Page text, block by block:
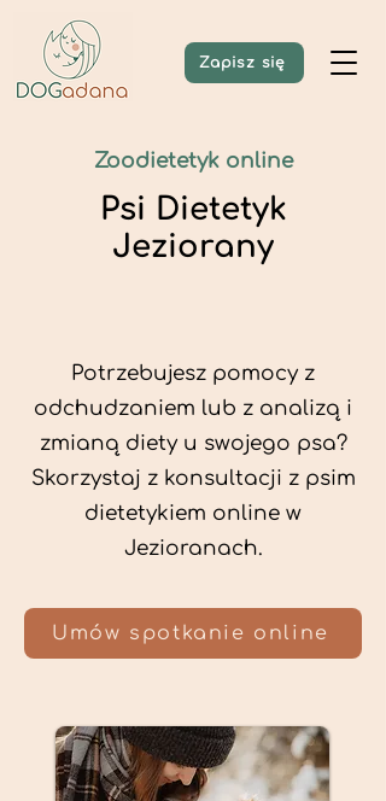
Zapisz się
Zoodietetyk online
Psi Dietetyk
Jeziorany
Potrzebujesz pomocy z
odchudzaniem lub z analizą i
zmianą diety u swojego psa?
Skorzystaj z konsultacji z psim
dietetykiem online w
Jezioranach.
Umów spotkanie online